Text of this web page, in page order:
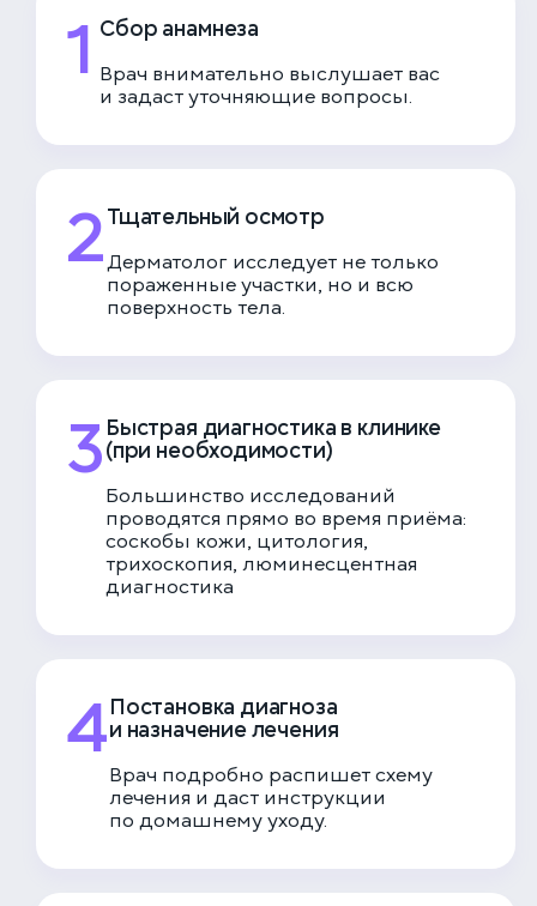
1 Сбор анамнеза
Врач внимательно выслушает вас
и задаст уточняющие вопросы.
2Тщательный осмотр
Дерматолог исследует не только
пораженные участки, но и всю
поверхность тела.
3 Быстрая диагностика в клинике
(при необходимости)
Большинство исследований
проводятся прямо во время приёма:
соскобы кожи, цитология,
трихоскопия, люминесцентная
диагностика
4Постановка диагноза
и назначение лечения
Врач подробно распишет схему
лечения и даст инструкции
по домашнему уходу.